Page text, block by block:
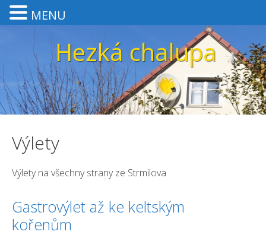
Hezká chalupa
Výlety
Výlety na všechny strany ze Strmilova
Gastrovýlet až ke keltským
kořenům
MENU